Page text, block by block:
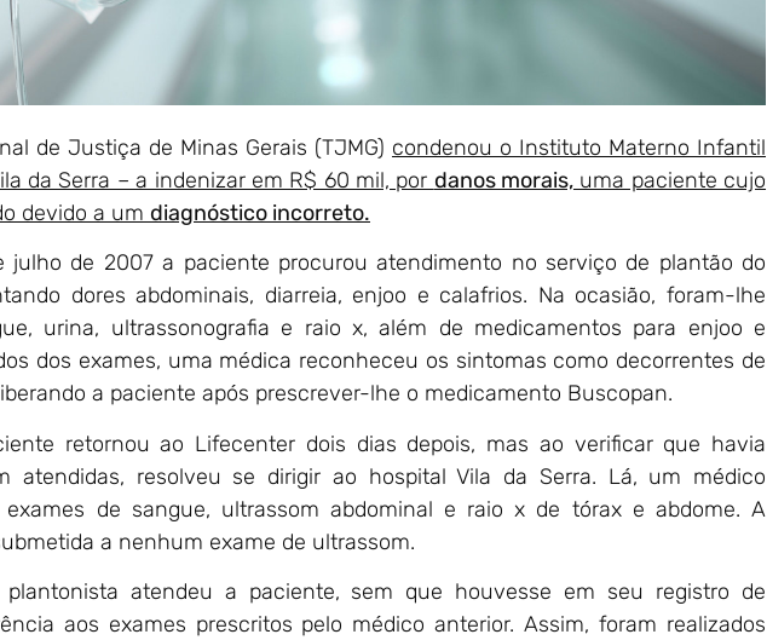
de Justiça de Minas Gerais (TJMG) condenou o Instituto Materno Infantil
da Serra – a indenizar em R$ 60 mil, por danos morais,uma paciente cujo
devido a um diagnóstico incorreto.
julho de 2007 a paciente procurou atendimento no serviço de plantão do
dores abdominais, diarreia, enjoo e calafrios. Na ocasião, foram-lhe
urina, ultrassonografia e raio x, além de medicamentos para enjoo e
dos exames, uma médica reconheceu os sintomas como decorrentes de
a paciente após prescrever-lhe o medicamento Buscopan.
retornou ao Lifecenter dois dias depois, mas ao verificar que havia
atendidas, resolveu se dirigir ao hospital Vila da Serra. Lá, um médico
de sangue, ultrassom abdominal e raio x de tórax e abdome. A
a nenhum exame de ultrassom.
plantonista atendeu a paciente, sem que houvesse em seu registro de
aos exames prescritos pelo médico anterior. Assim, foram realizados